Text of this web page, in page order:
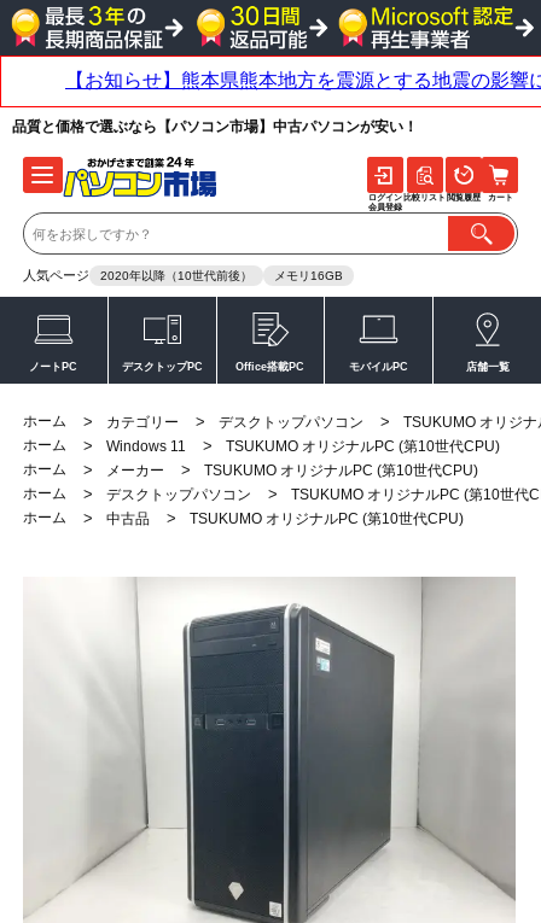
品質と価格で選ぶなら【パソコン市場】中古パソコンが安い！
人気ページ 2020年以降（10世代前後） メモリ16GB
ログイン
会員登録
比較リスト 閲覧履歴 カート
ノートPC デスクトップPC Office搭載PC モバイルPC 店舗一覧
ホーム > カテゴリー > デスクトップパソコン >
TSUKUMO オリジ
ホーム
> Windows 11 >
TSUKUMO オリジナルPC (第10世代CPU)
ホーム
> メーカー >
TSUKUMO オリジナルPC (第10世代CPU)
ホーム
> デスクトップパソコン >
TSUKUMO オリジナルPC (第10世代
ホーム
> 中古品 > TSUKUMO オリジナルPC (第10世代CPU)